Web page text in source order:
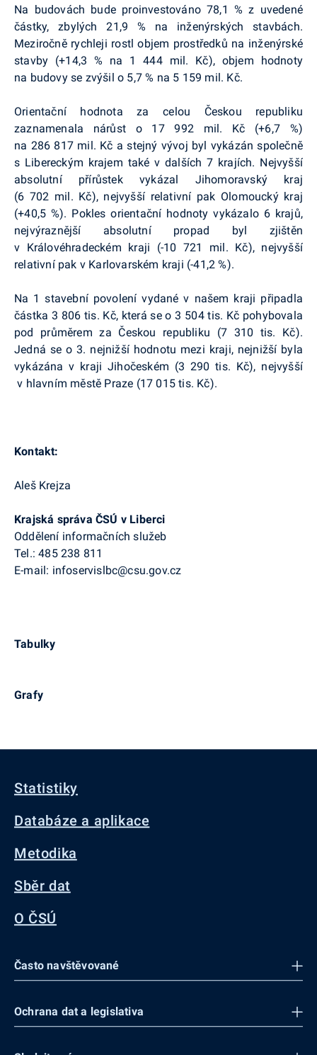
Na budovách bude proinvestováno 78,1 % z uvedené
částky, zbylých 21,9 % na inženýrských stavbách.
Meziročně rychleji rostl objem prostředků na inženýrské
stavby (+14,3 % na 1 444 mil. Kč), objem hodnoty
na budovy se zvýšil o 5,7 % na 5 159 mil. Kč.
Orientační hodnota za celou Českou republiku
zaznamenala nárůst o 17 992 mil. Kč (+6,7 %)
na 286 817 mil. Kč a stejný vývoj byl vykázán společně
s Libereckým krajem také v dalších 7 krajích. Nejvyšší
absolutní přírůstek vykázal Jihomoravský kraj
(6 702 mil. Kč), nejvyšší relativní pak Olomoucký kraj
(+40,5 %). Pokles orientační hodnoty vykázalo 6 krajů,
nejvýraznější absolutní propad byl zjištěn
v Královéhradeckém kraji (-10 721 mil. Kč), nejvyšší
relativní pak v Karlovarském kraji (-41,2 %).
Na 1 stavební povolení vydané v našem kraji připadla
částka 3 806 tis. Kč, která se o 3 504 tis. Kč pohybovala
pod průměrem za Českou republiku (7 310 tis. Kč).
Jedná se o 3. nejnižší hodnotu mezi kraji, nejnižší byla
vykázána v kraji Jihočeském (3 290 tis. Kč), nejvyšší
v hlavním městě Praze (17 015 tis. Kč).
Kontakt:
Aleš Krejza
Krajská správa ČSÚ v Liberci
Oddělení informačních služeb
Tel.: 485 238 811
E-mail: infoservislbc@csu.gov.cz
Tabulky
Grafy
Statistiky
Databáze a aplikace
Metodika
Sběr dat
O ČSÚ
Často navštěvované
Ochrana dat a legislativa